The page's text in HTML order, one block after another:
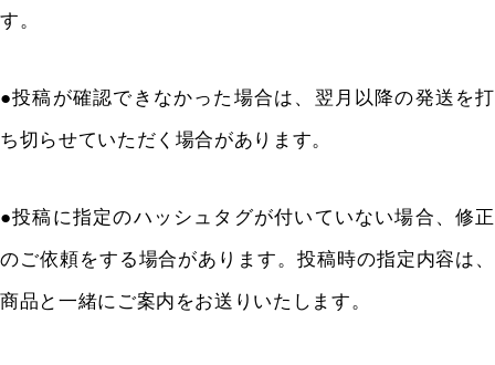
す。
●投稿が確認できなかった場合は、翌月以降の発送を打
ち切らせていただく場合があります。
●投稿に指定のハッシュタグが付いていない場合、修正
のご依頼をする場合があります。 投稿時の指定内容は、
商品と一緒にご案内をお送りいたします。